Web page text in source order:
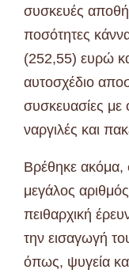
συσκευές
ποσότητες
(252,55) ευρώ
αυτοσχέδιο
συσκευασίες με
ναργιλές και
Βρέθηκε ακόμα,
μεγάλος αριθμός
πειθαρχική
την εισαγωγή
όπως, ψυγεία